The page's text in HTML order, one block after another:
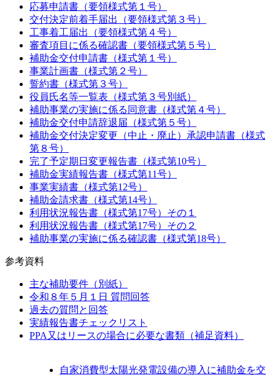
応募申請書（要領様式第１号）
交付決定前着手届出（要領様式第３号）
工事着工届出（要領様式第４号）
審査項目に係る確認書（要領様式第５号）
補助金交付申請書（様式第１号）
事業計画書（様式第２号）
誓約書（様式第３号）
役員氏名等一覧表（様式第３号別紙）
補助事業の実施に係る同意書（様式第４号）
補助金交付申請辞退届（様式第５号）
補助金交付決定変更（中止・廃止）承認申請書（様式
第８号）
完了予定期日変更報告書（様式第10号）
補助金実績報告書（様式第11号）
事業実績書（様式第12号）
補助金請求書（様式第14号）
利用状況報告書（様式第17号）その１
利用状況報告書（様式第17号）その２
補助事業の実施に係る確認書（様式第18号）
参考資料
主な補助要件（別紙）
令和８年５月１日 質問回答
過去の質問と回答
実績報告書チェックリスト
PPA又はリースの場合に必要な書類（補足資料）
自家消費型太陽光発電設備の導入に補助金を交